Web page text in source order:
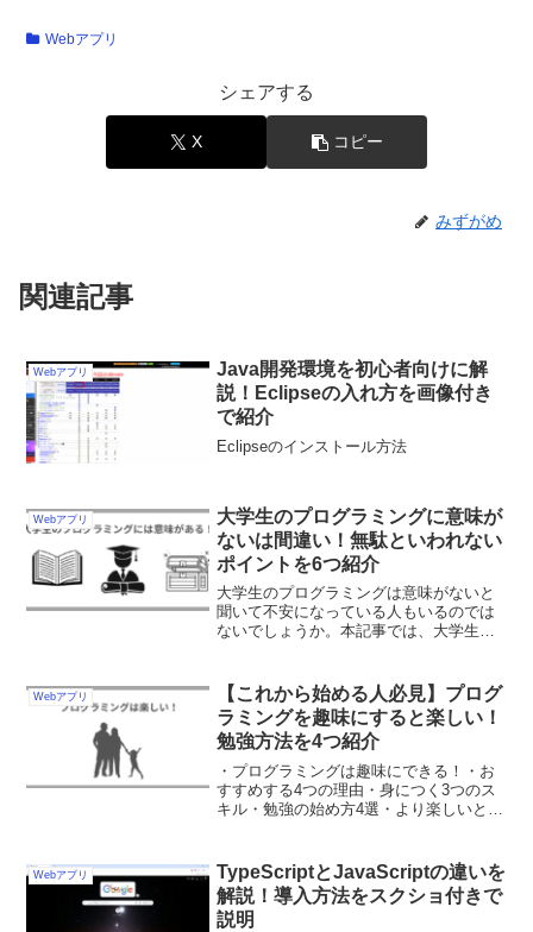
Webアプリ
シェアする
X コピー
みずがめ
関連記事
Webアプリ
Java開発環境を初心者向けに解
説！Eclipseの入れ方を画像付き
で紹介
Eclipseのインストール方法
Webアプリ
大学生のプログラミングに意味が
ないは間違い！無駄といわれない
ポイントを6つ紹介
大学生のプログラミングは意味がないと
聞いて不安になっている人もいるのでは
ないでしょうか。本記事では、大学生の
われる理由、無駄といわれない方法も解
説しています。興味がある人はご活用く
ださい。
Webアプリ
【これから始める人必見】プログ
ラミングを趣味にすると楽しい！
勉強方法を4つ紹介
・プログラミングは趣味にできる！・お
すすめする4つの理由・身につく3つのス
キル・勉強の始め方4選・より楽しいと感
Webアプリ
TypeScriptとJavaScriptの違いを
解説！導入方法をスクショ付きで
説明